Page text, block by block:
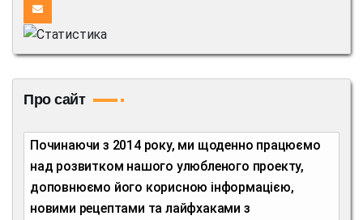
Про сайт
Починаючи з 2014 року, ми щоденно працюємо
над розвитком нашого улюбленого проекту,
доповнюємо його корисною інформацією,
новими рецептами та лайфхаками з